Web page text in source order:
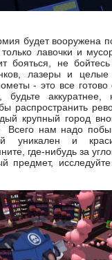
будет вооружена
лавочки и
бояться, не
лазеры и целые
- это все
аккуратнее,
распространить
крупный город
нам надо
уникален и
где-нибудь за
предмет,